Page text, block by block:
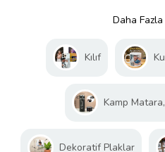
Daha
Kılıf
Kamp
Dekoratif Plaklar